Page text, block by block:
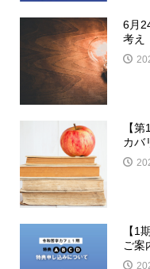
6月
考え
【
カバ
【1
ご案